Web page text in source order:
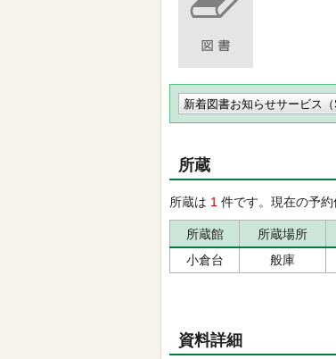
新着図書お知らせサービス（
所蔵
所蔵は 1 件です。現在の予約
所蔵館 所蔵場所
小倉台
般庫
資料詳細